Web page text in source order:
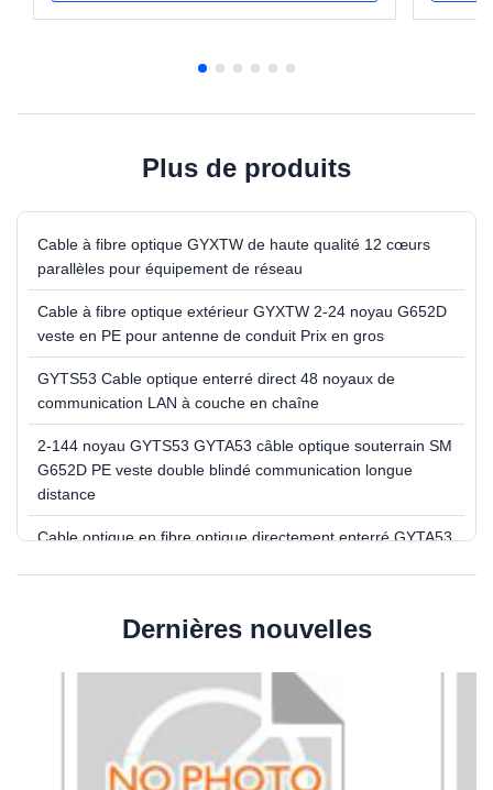
Plus de produits
Cable à fibre optique GYXTW de haute qualité 12 cœurs
parallèles pour équipement de réseau
Cable à fibre optique extérieur GYXTW 2-24 noyau G652D
veste en PE pour antenne de conduit Prix en gros
GYTS53 Cable optique enterré direct 48 noyaux de
communication LAN à couche en chaîne
2-144 noyau GYTS53 GYTA53 câble optique souterrain SM
G652D PE veste double blindé communication longue
distance
Cable optique en fibre optique directement enterré GYTA53
construction d'Internet d'enterrement direct
Figure 8 GYTC8S Cabine optique Autoportante 12 36 48 96
câble optique à base de câble avec haute résistance à la
traction Internet aérien de qualité
GYTC8S fig. 8 red suelta multi du mode solo du tube
Dernières nouvelles